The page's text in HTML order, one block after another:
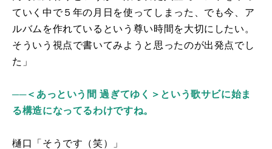
ていく中で５年の月日を使ってしまった、でも今、ア
ルバムを作れているという尊い時間を大切にしたい。
そういう視点で書いてみようと思ったのが出発点でし
た」
──＜あっという間 過ぎてゆく＞という歌サビに始ま
る構造になってるわけですね。
樋口「そうです（笑）」